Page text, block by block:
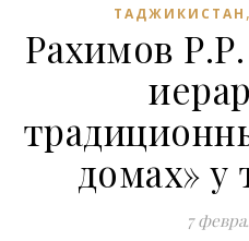
ТАДЖИКИСТАН ,
Рахимов
домах» у
7